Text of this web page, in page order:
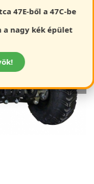
47E-ből a 47C-be
a nagy kék épület